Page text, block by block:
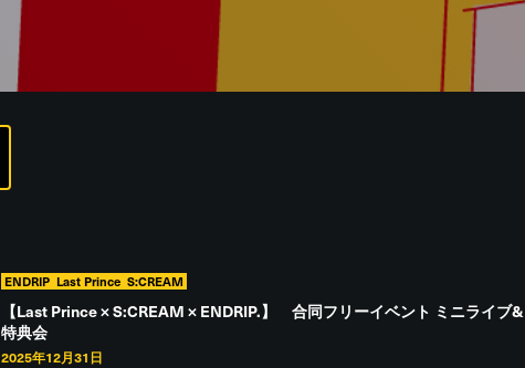
ENDRIP Last Prince S:CREAM
【Last Prince × S:CREAM × ENDRIP.】 合同フリーイベント ミニライブ&
特典会
2025年12月31日